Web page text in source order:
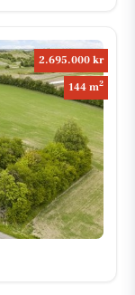
2.695.000 kr
144 m2